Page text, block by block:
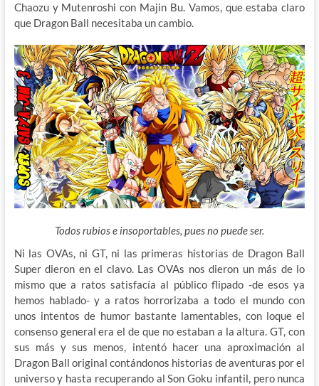
Chaozu y Mutenroshi con Majin Bu. Vamos, que estaba claro
que Dragon Ball necesitaba un cambio.
Todos rubios e insoportables, pues no puede ser.
Ni las OVAs, ni GT, ni las primeras historias de Dragon Ball
Super dieron en el clavo. Las OVAs nos dieron un más de lo
mismo que a ratos satisfacía al público flipado -de esos ya
hemos hablado- y a ratos horrorizaba a todo el mundo con
unos intentos de humor bastante lamentables, con loque el
consenso general era el de que no estaban a la altura. GT, con
sus más y sus menos, intentó hacer una aproximación al
Dragon Ball original contándonos historias de aventuras por el
universo y hasta recuperando al Son Goku infantil, pero nunca